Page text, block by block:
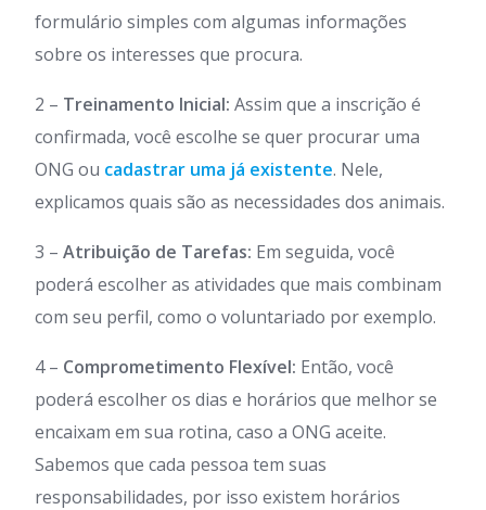
formulário simples com algumas informações
sobre os interesses que procura.
2 – Treinamento Inicial: Assim que a inscrição é
confirmada, você escolhe se quer procurar uma
ONG ou cadastrar uma já existente. Nele,
explicamos quais são as necessidades dos animais.
3 – Atribuição de Tarefas: Em seguida, você
poderá escolher as atividades que mais combinam
com seu perfil, como o voluntariado por exemplo.
4 – Comprometimento Flexível: Então, você
poderá escolher os dias e horários que melhor se
encaixam em sua rotina, caso a ONG aceite.
Sabemos que cada pessoa tem suas
responsabilidades, por isso existem horários